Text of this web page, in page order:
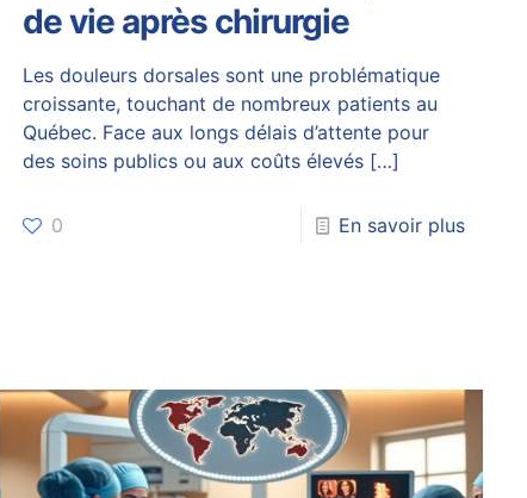
de vie après chirurgie
Les douleurs dorsales sont une problématique
croissante, touchant de nombreux patients au
Québec. Face aux longs délais d’attente pour
des soins publics ou aux coûts élevés[…]
0 En savoir plus